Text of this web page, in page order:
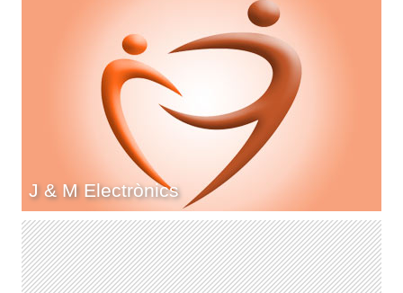
J & M Electrònics